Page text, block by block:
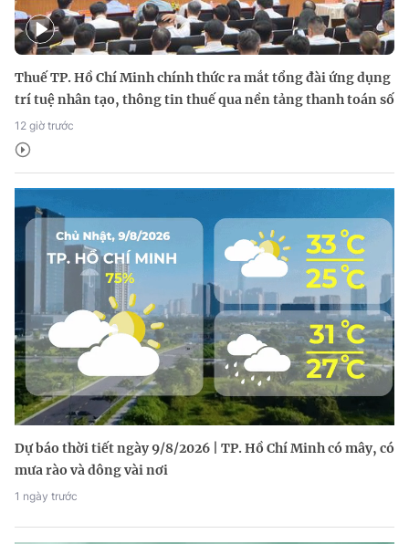
Thuế TP. Hồ Chí Minh chính thức ra mắt tổng đài ứng dụng
trí tuệ nhân tạo, thông tin thuế qua nền tảng thanh toán số
12 giờ trước
Dự báo thời tiết ngày 9/8/2026 | TP. Hồ Chí Minh có mây, có
mưa rào và dông vài nơi
1 ngày trước